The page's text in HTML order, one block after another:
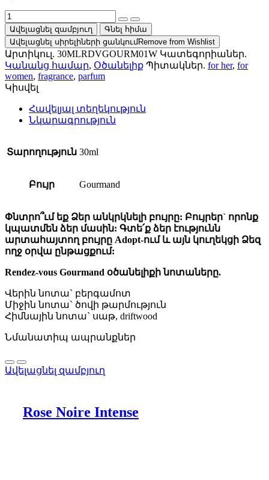
Rendez-
vous
Gourmand
quantity
Ավելացնել զամբյուղ
Գնել հիմա
Ավելացնել սիրելիների ցանկումRemove from Wishlist
Արտիկուլ. 30MLRDVGOURM01W Կատեգորիաներ.
Կանանց համար, Օծանելիք Պիտակներ. for her, for
women, fragrance, parfum
Կիսվել
Հավելյալ տեղեկություն
Նկարագրություն
Տարողություն 30ml
Բույր Gourmand
Փնտրո՞ւմ եք Ձեր անկրկնելի բույրը: Բույրեր` որոնք
կպատմեն ձեր մասին: Գտե՛ք ձեր էությունն
արտահայտող բույրը Adopt-ում և այն կուղեկցի Ձեզ
ողջ օրվա ընթացքում:
Rendez-vous Gourmand օծանելիքի նոտաները.
Վերին նոտա` բերգամոտ
Միջին նոտա` ծովի թարմություն
Հիմնային նոտա` սաթ, driftwood
Նմանատիպ ապրանքներ
Ավելացնել զամբյուղ
Rose Noire Intense